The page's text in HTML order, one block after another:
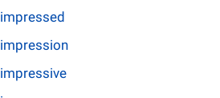
impressed
impression
impressive